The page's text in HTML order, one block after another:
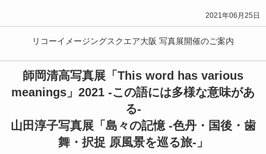
2021年06月25日
リコーイメージングスクエア大阪 写真展開催のご案内
師岡清高写真展「This word has various
meanings」2021 -この語には多様な意味があ
る-
山田淳子写真展「島々の記憶 -色丹・国後・歯
舞・択捉 原風景を巡る旅-」